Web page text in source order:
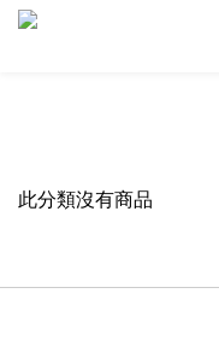
此分類沒有商品